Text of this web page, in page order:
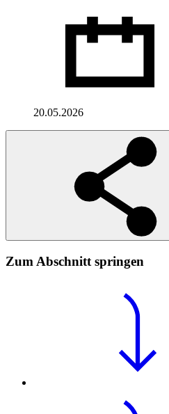
20.05.2026
Zum Abschnitt springen